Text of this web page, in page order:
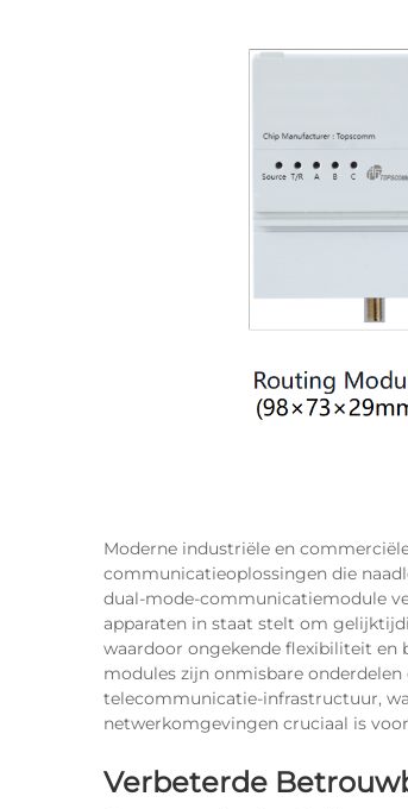
Moderne industriële en
communicatieoplossingen die
dual-mode-communicatiemodule
apparaten in staat stelt om
waardoor ongekende flexibiliteit en
modules zijn onmisbare
telecommunicatie-infrastructuur,
netwerkomgevingen cruciaal is
Verbeterde